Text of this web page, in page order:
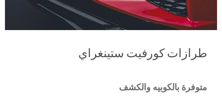
طرازات كورفيت ستينغراي
متوفرة بالكوبيه والكشف